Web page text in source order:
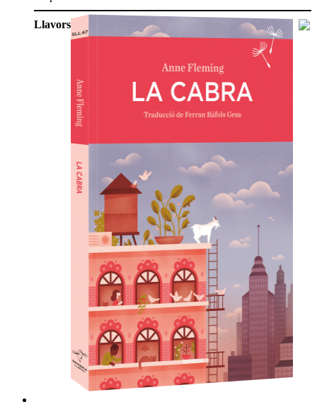
Llavors